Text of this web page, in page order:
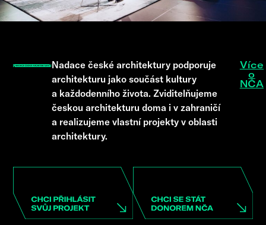
Nadace české architektury podporuje
architekturu jako součást kultury
a každodenního života. Zviditelňujeme
českou architekturu doma i v zahraničí
a realizujeme vlastní projekty v oblasti
architektury.
Více
o
NČA